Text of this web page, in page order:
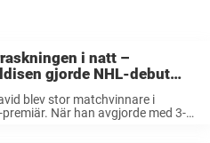
i natt –
gjorde NHL-debut
blev stor matchvinnare i
När han avgjorde med 3-2-